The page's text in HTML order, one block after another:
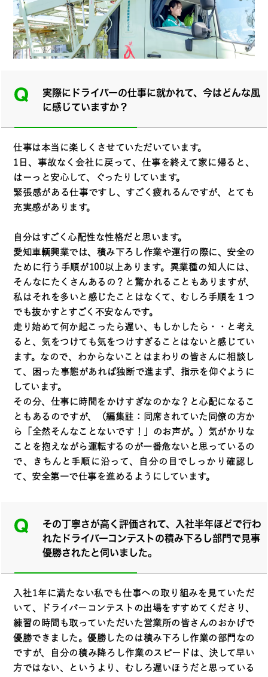
実際にドライバーの仕事に就かれて、今はどんな風
に感じていますか？
仕事は本当に楽しくさせていただいています。
1日、事故なく会社に戻って、仕事を終えて家に帰ると、
はーっと安心して、ぐったりしています。
緊張感がある仕事ですし、すごく疲れるんですが、とても
充実感があります。
自分はすごく心配性な性格だと思います。
愛知車輌興業では、積み下ろし作業や運行の際に、安全の
ために行う手順が100以上あります。異業種の知人には、
そんなにたくさんあるの？と驚かれることもありますが、
私はそれを多いと感じたことはなくて、むしろ手順を１つ
でも抜かすとすごく不安なんです。
走り始めて何か起こったら遅い、もしかしたら・・と考え
ると、気をつけても気をつけすぎることはないと感じてい
ます。なので、わからないことはまわりの皆さんに相談し
て、困った事態があれば独断で進まず、指示を仰ぐように
しています。
その分、仕事に時間をかけすぎなのかな？と心配になるこ
ともあるのですが、（編集註：同席されていた同僚の方か
ら「全然そんなことないです！」のお声が。）気がかりな
ことを抱えながら運転するのが一番危ないと思っているの
で、きちんと手順に沿って、自分の目でしっかり確認し
て、安全第一で仕事を進めるようにしています。
その丁寧さが高く評価されて、入社半年ほどで行わ
れたドライバーコンテストの積み下ろし部門で見事
優勝されたと伺いました。
入社1年に満たない私でも仕事への取り組みを見ていただ
いて、ドライバーコンテストの出場をすすめてくださり、
練習の時間も取っていただいた営業所の皆さんのおかげで
優勝できました。優勝したのは積み下ろし作業の部門なの
ですが、自分の積み降ろし作業のスピードは、決して早い
方ではない、というより、むしろ遅いほうだと思っている